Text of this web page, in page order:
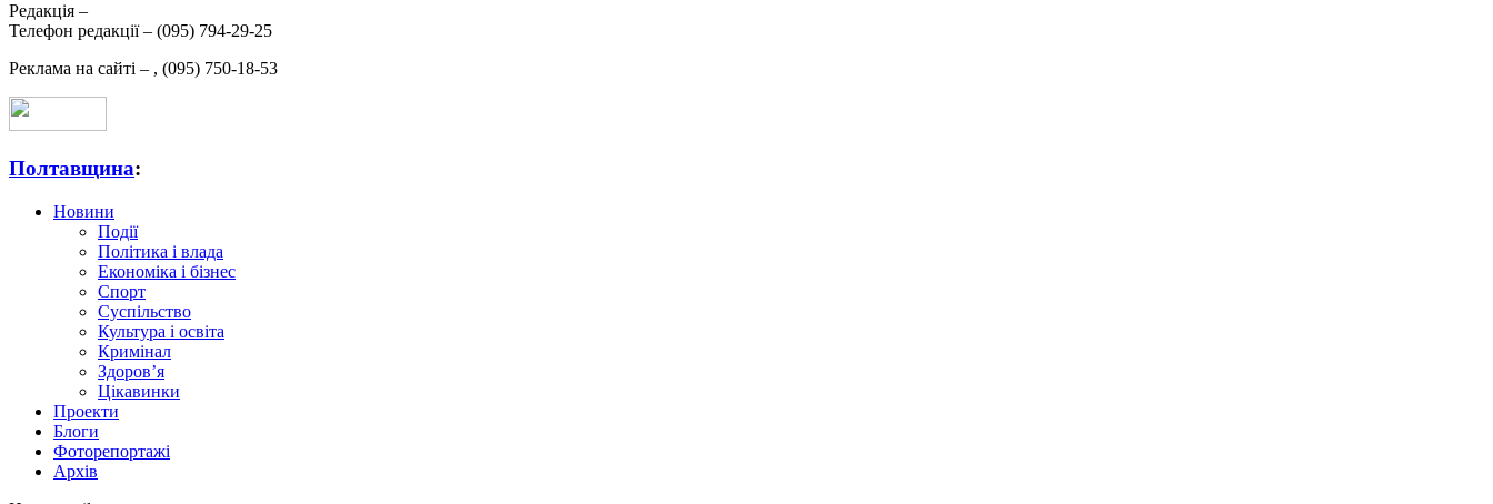
Редакція –
Телефон редакції – (095) 794-29-25
Реклама на сайті – , (095) 750-18-53
Полтавщина:
Новини
Події
Політика і влада
Економіка і бізнес
Спорт
Суспільство
Культура і освіта
Кримінал
Здоров’я
Цікавинки
Проекти
Блоги
Фоторепортажі
Архів